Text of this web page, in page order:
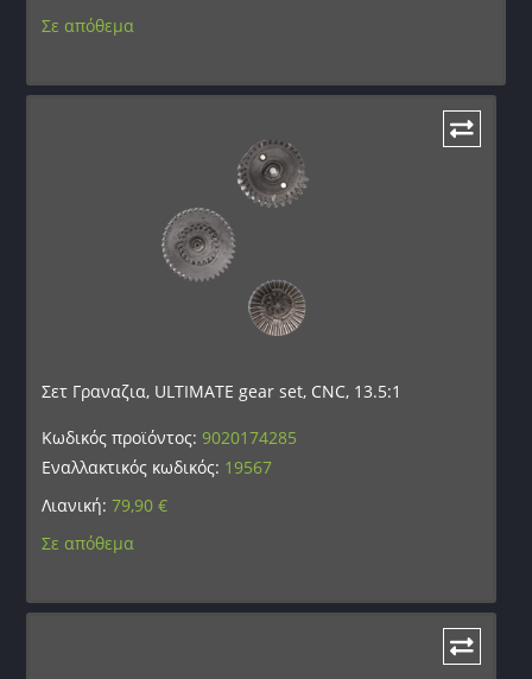
Σε απόθεμα
Σετ Γραναζια, ULTIMATE gear set, CNC, 13.5:1
Κωδικός προϊόντος:9020174285
Εναλλακτικός κωδικός: 19567
Λιανική:79,90€
Σε απόθεμα